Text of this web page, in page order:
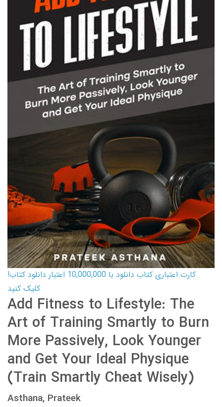
کارت اعتباری کتاب دانلود با 10,000,000 اعتبار دانلود کتاب!
کلیک کنید
Add Fitness to Lifestyle: The
Art of Training Smartly to Burn
More Passively, Look Younger
and Get Your Ideal Physique
(Train Smartly Cheat Wisely)
Asthana, Prateek